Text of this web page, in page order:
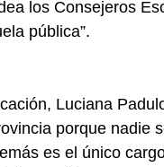
los Consejeros
pública”.
Luciana
porque nadie
es el único